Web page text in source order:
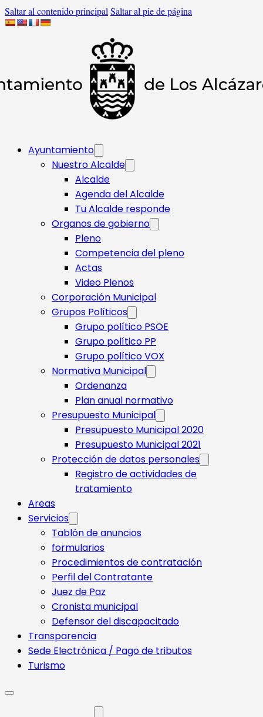
Saltar al contenido principal Saltar al pie de página
Ayuntamiento
Nuestro Alcalde
Alcalde
Agenda del Alcalde
Tu Alcalde responde​
Organos de gobierno
Pleno
Competencia del pleno
Actas
Video Plenos
Corporación Municipal
Grupos Políticos
Grupo político PSOE
Grupo político PP
Grupo político VOX
Normativa Municipal
Ordenanza
Plan anual normativo
Presupuesto Municipal
Presupuesto Municipal 2020
Presupuesto Municipal 2021
Protección de datos personales
Registro de actividades de
tratamiento
Areas
Servicios
Tablón de anuncios
formularios
Procedimientos de contratación
Perfil del Contratante
Juez de Paz
Cronista municipal
Defensor del discapacitado
Transparencia
Sede Electrónica / Pago de tributos
Turismo